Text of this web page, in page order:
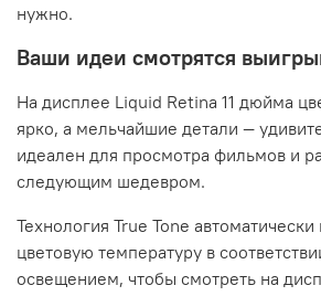
нужно.
Ваши идеи смотрятся
На дисплее Liquid Retina 11 дюйма
ярко, а мельчайшие детали —
идеален для просмотра фильмов и
следующим шедевром.
Технология True Tone автоматически
цветовую температуру в
освещением, чтобы смотреть на